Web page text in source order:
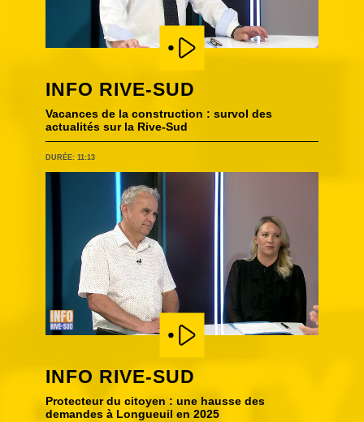
INFO RIVE-SUD
Vacances de la construction : survol des
actualités sur la Rive-Sud
DURÉE: 11:13
INFO RIVE-SUD
Protecteur du citoyen : une hausse des
demandes à Longueuil en 2025